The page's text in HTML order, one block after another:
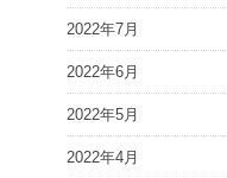
2022年7月
2022年6月
2022年5月
2022年4月